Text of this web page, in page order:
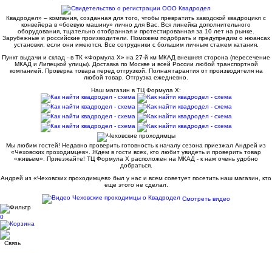
Квадродел» – компания, созданная для того, чтобы превратить заводской квадроцикл с
конвейера в «боевую машину» лично для Вас. Вся линейка дополнительного
оборудования, тщательно отобранная и протестированная за 10 лет на рынке.
Зарубежные и российские производители. Поможем подобрать и предупредим о нюансах
установки, если они имеются. Все сотрудники с большим личным стажем катания.
Пункт выдачи и склад - в ТК «Формула X» на 27-й км МКАД внешняя сторона (пересечение
МКАД и Липецкой улицы). Доставка по Москве и всей России любой транспортной
компанией. Проверка товара перед отгрузкой. Полная гарантия от производителя на
любой товар. Отгрузка ежедневно.
Наш магазин в ТЦ Формула Х:
Мы любим гостей! Недавно проверить готовность к началу сезона приезжал Андрей из
«Чеховских проходимцев». Ждем в гости всех, кто любит увидеть и проверить товар
«живьем». Приезжайте! ТЦ Формула Х расположен на МКАД - к нам очень удобно
добраться.
Андрей из «Чеховских проходимцев» был у нас и всем советует посетить наш магазин, кто
еще этого не сделал.
Смотреть видео
0